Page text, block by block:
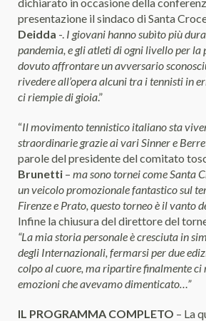
presentazione il sindaco di Santa
Deidda -. I giovani hanno subìto più
pandemia, e gli atleti di ogni livello per
dovuto affrontare un avversario
rivedere all’opera alcuni tra i tennisti in
ci riempie di gioia.”
“Il movimento tennistico italiano sta
straordinarie grazie ai vari Sinner e
parole del presidente del comitato
Brunetti – ma sono tornei come Santa
un veicolo promozionale fantastico sul
Firenze e Prato, questo torneo è il vanto
Infine la chiusura del direttore del
“La mia storia personale è cresciuta in
degli Internazionali, fermarsi per due
colpo al cuore, ma ripartire finalmente ci
emozioni che avevamo dimenticato…”
IL PROGRAMMA COMPLETO – La